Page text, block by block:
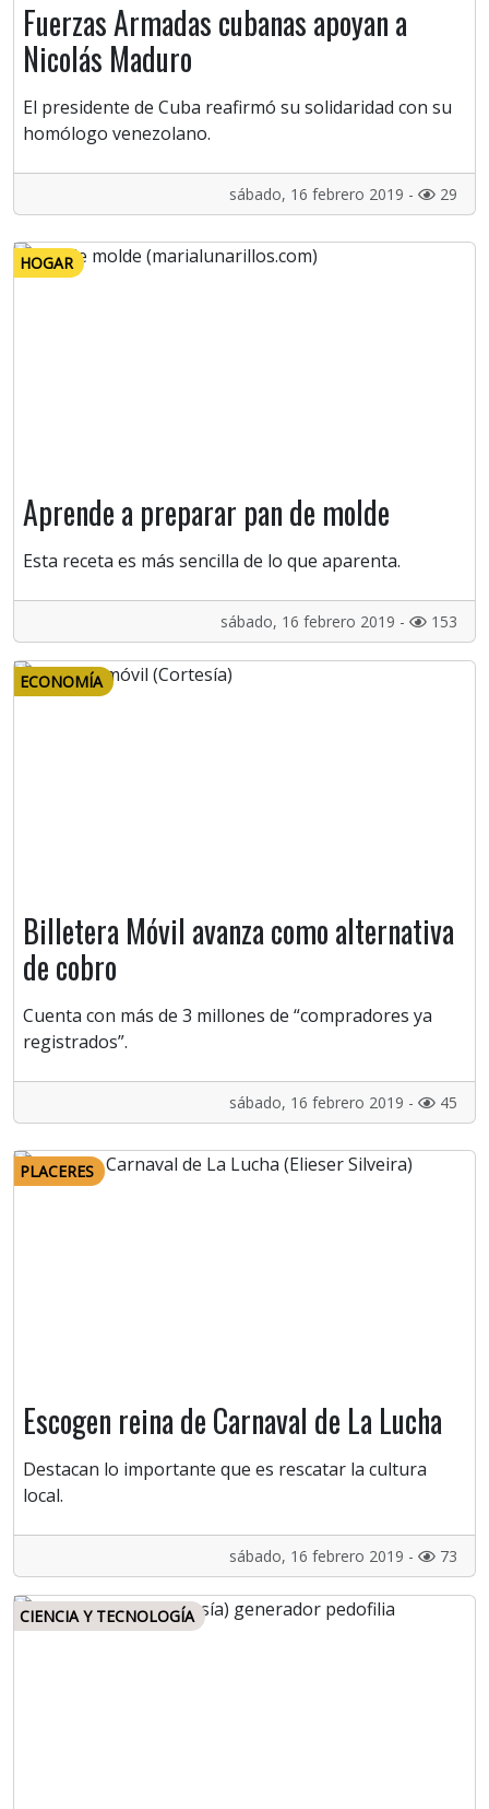
Fuerzas Armadas cubanas apoyan a
Nicolás Maduro
El presidente de Cuba reafirmó su solidaridad con su
homólogo venezolano.
sábado, 16 febrero 2019 - 29
HOGAR
Aprende a preparar pan de molde
Esta receta es más sencilla de lo que aparenta.
sábado, 16 febrero 2019 - 153
ECONOMÍA
Billetera Móvil avanza como alternativa
de cobro
Cuenta con más de 3 millones de “compradores ya
registrados”.
sábado, 16 febrero 2019 - 45
PLACERES
Escogen reina de Carnaval de La Lucha
Destacan lo importante que es rescatar la cultura
local.
sábado, 16 febrero 2019 - 73
CIENCIA Y TECNOLOGÍA